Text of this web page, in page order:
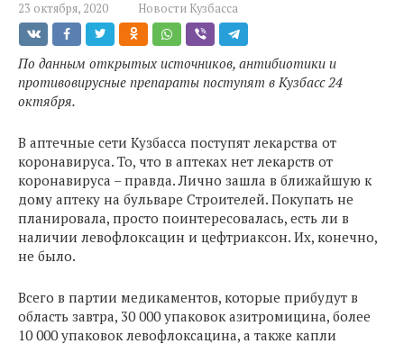
23 октября, 2020 Новости Кузбасса
По данным открытых источников, антибиотики и
противовирусные препараты поступят в Кузбасс 24
октября.
В аптечные сети Кузбасса поступят лекарства от
коронавируса. То, что в аптеках нет лекарств от
коронавируса – правда. Лично зашла в ближайшую к
дому аптеку на бульваре Строителей. Покупать не
планировала, просто поинтересовалась, есть ли в
наличии левофлоксацин и цефтриаксон. Их, конечно,
не было.
Всего в партии медикаментов, которые прибудут в
область завтра, 30 000 упаковок азитромицина, более
10 000 упаковок левофлоксацина, а также капли